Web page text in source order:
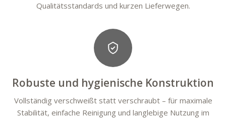
Qualitätsstandards und kurzen Lieferwegen.
Robuste und hygienische Konstruktion
Vollständig verschweißt statt verschraubt – für maximale
Stabilität, einfache Reinigung und langlebige Nutzung im